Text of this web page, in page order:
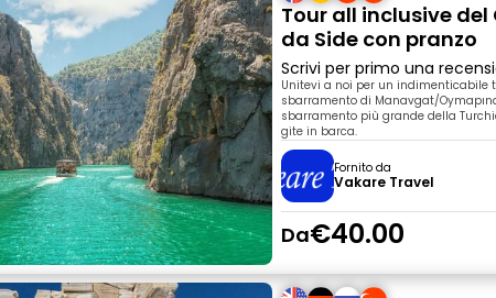
Tour all inclusive
da Side con pranzo
Scrivi per primo una
Unitevi a noi per un indimenticabile
sbarramento di Manavgat/
sbarramento più grande della
gite in barca.
Fornito da
Vakare Travel
Da€40.00